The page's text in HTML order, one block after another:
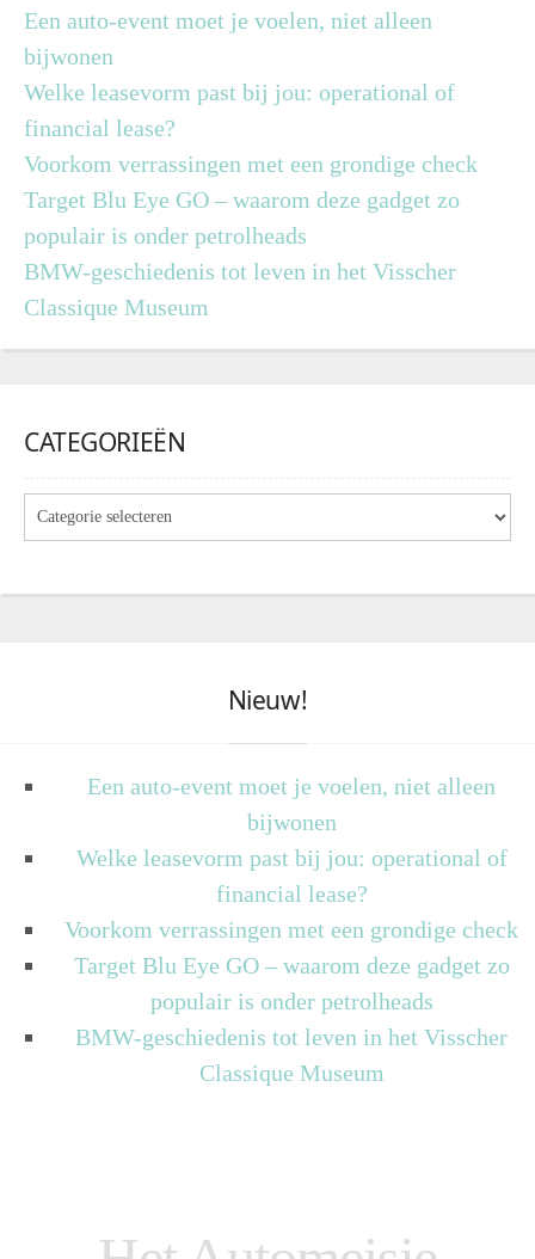
Een auto-event moet je voelen, niet alleen
bijwonen
Welke leasevorm past bij jou: operational of
financial lease?
Voorkom verrassingen met een grondige check
Target Blu Eye GO – waarom deze gadget zo
populair is onder petrolheads
BMW-geschiedenis tot leven in het Visscher
Classique Museum
CATEGORIEËN
Nieuw!
Een auto-event moet je voelen, niet alleen
bijwonen
Welke leasevorm past bij jou: operational of
financial lease?
Voorkom verrassingen met een grondige check
Target Blu Eye GO – waarom deze gadget zo
populair is onder petrolheads
BMW-geschiedenis tot leven in het Visscher
Classique Museum